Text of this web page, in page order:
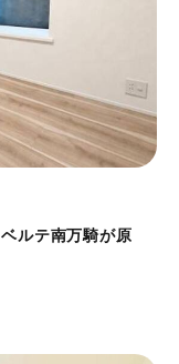
ルテ南万騎が原